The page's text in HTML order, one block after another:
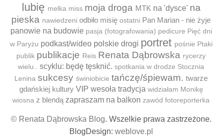
lubię melka miss moja droga MTK na 'dysce' na
pieska nawiedzeni odbiło misię ostatni Pan Marian - nie żyje
panowie na budowie pasja (fotografowania) pedicure Pięć dni
w Paryżu podkast/wideo polskie drogi portret pośnie Ptaki
publik publikacje Reis Renata Dąbrowska rycerzy
wielu..
scyklu: będę tęsknić. spotkania w drodze Stocznia
Lenina sukcesy świniobicie tańczę/śpiewam. twarze
gdańskiej kultury VIP wesoła tradycja widziałam Monikę
wiosna z blendą zapraszam na balkon zawód fotoreporterka
© Renata Dąbrowska Blog. Wszelkie prawa zastrzeżone.
BlogDesign: weblove.pl